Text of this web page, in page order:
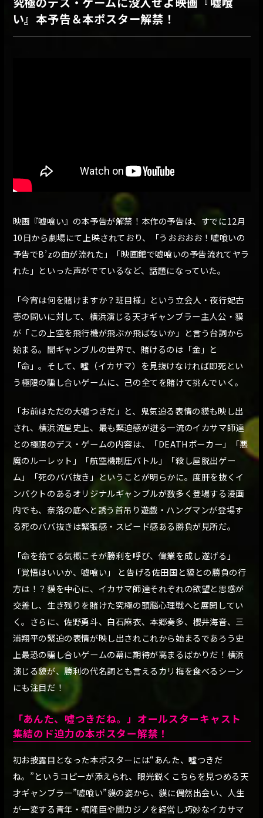
い』本予告＆本ポスター解禁！
映画『嘘喰い』の本予告が解禁！本作の予告は、すでに12月
10日から劇場にて上映されており、「うおおおお！嘘喰いの
予告でB’zの曲が流れた」「映画館で嘘喰いの予告流れてヤラ
れた」といった声がでているなど、話題になっていた。
「今宵は何を賭けますか？班目様」という立会人・夜行妃古
壱の問いに対して、横浜演じる天才ギャンブラー主人公・貘
が「この上空を飛行機が飛ぶか飛ばないか」と言う台詞から
始まる。闇ギャンブルの世界で、賭けるのは「金」と
「命」。そして、噓（イカサマ）を見抜けなければ即死とい
う極限の騙し合いゲームに、己の全てを賭けて挑んでいく。
「お前はただの大噓つきだ」と、鬼気迫る表情の貘も映し出
され、横浜流星史上、最も緊迫感が迸る一流のイカサマ師達
との極限のデス・ゲームの内容は、「DEATHポーカー」「悪
魔のルーレット」「航空機制圧バトル」「殺し屋脱出ゲー
ム」「死のババ抜き」ということが明らかに。度肝を抜くイ
ンパクトのあるオリジナルギャンブルが数多く登場する漫画
内でも、奈落の底へと誘う首吊り遊戯・ハングマンが登場す
る死のババ抜きは緊張感・スピード感ある勝負が見所だ。
「命を捨てる気概こそが勝利を呼び、偉業を成し遂げる」
「覚悟はいいか、嘘喰い」 と告げる佐田国と貘との勝負の行
方は！？貘を中心に、イカサマ師達それぞれの欲望と思惑が
交差し、生き残りを賭けた究極の頭脳心理戦へと展開してい
く。さらに、佐野勇斗、白石麻衣、本郷奏多、櫻井海音、三
浦翔平の緊迫の表情が映し出されこれから始まるであろう史
上最恐の騙し合いゲームの幕に期待が高まるばかりだ！横浜
演じる貘が、勝利の代名詞とも言えるカリ梅を食べるシーン
にも注目だ！
「あんた、噓つきだね。」オールスターキャスト
集結のド迫力の本ポスター解禁！
初お披露目となった本ポスターには“あんた、噓つきだ
ね。”というコピーが添えられ、眼光鋭くこちらを見つめる天
才ギャンブラー”嘘喰い”貘の姿から、貘に偶然出会い、人生
が一変する青年・梶隆臣や闇カジノを経営し巧妙なイカサマ